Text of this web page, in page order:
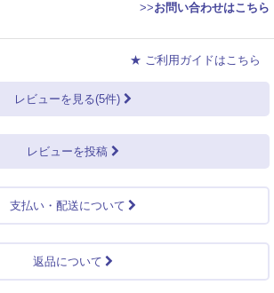
>>お問い合わせはこちら
★ ご利用ガイドはこちら
レビューを見る(5件)
レビューを投稿
支払い・配送について
返品について